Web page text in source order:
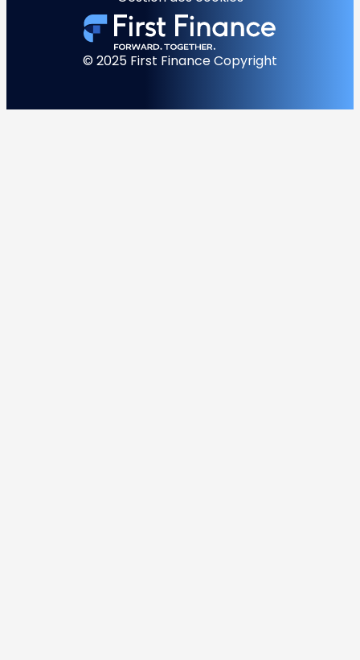
© 2025 First Finance Copyright